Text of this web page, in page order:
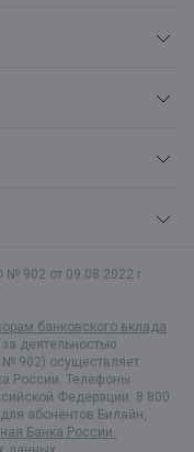
902 от 09.08.2022 г.
банковского вклада
деятельностью
№ 902) осуществляет
России. Телефоны
Федерации: 8 800
абонентов Билайн,
Банка России.